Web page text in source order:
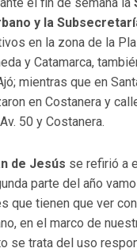
el fin de semana la
y la
en la zona de la
y Catamarca,
mientras que en
en Costanera y
50 y Costanera.
de Jesús se refirió a
parte del año
que tienen que ver con
en el marco de
se trata del uso